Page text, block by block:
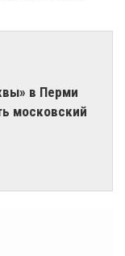
в Перми
московский